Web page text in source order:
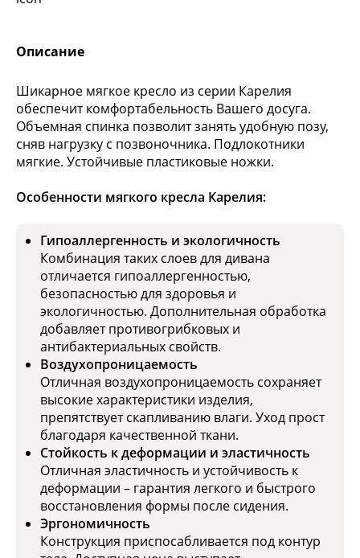
Описание
Шикарное мягкое кресло из серии Карелия
обеспечит комфортабельность Вашего досуга.
Объемная спинка позволит занять удобную позу,
сняв нагрузку с позвоночника. Подлокотники
мягкие. Устойчивые пластиковые ножки.
Особенности мягкого кресла Карелия:
Гипоаллергенность и экологичность
Комбинация таких слоев для дивана
отличается гипоаллергенностью,
безопасностью для здоровья и
экологичностью. Дополнительная обработка
добавляет противогрибковых и
антибактериальных свойств.
Воздухопроницаемость
Отличная воздухопроницаемость сохраняет
высокие характеристики изделия,
препятствует скапливанию влаги. Уход прост
благодаря качественной ткани.
Стойкость к деформации и эластичность
Отличная эластичность и устойчивость к
деформации – гарантия легкого и быстрого
восстановления формы после сидения.
Эргономичность
Конструкция приспосабливается под контур